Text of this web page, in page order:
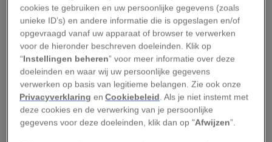
Volgens klassieke auteurs telde Egypte
duizenden dorpen en steden. De Griekse
geschiedschrijver Herodotus schreef in de vijfde
eeuw v.C. in zijn werkHistoriëndat Egypte meer
dan twintigduizend bewoonde nederzettingen
kende.
Vier eeuwen later noemde Diodorus Siculus in
cookies te gebruiken en uw persoonlijke gegevens (zoals
unieke ID’s) en andere informatie die is opgeslagen en/of
opgevraagd vanaf uw apparaat of browser te verwerken
voor de hieronder beschreven doeleinden. Klik op
“Instellingen beheren” voor meer informatie over deze
doeleinden en waar wij uw persoonlijke gegevens
verwerken op basis van legitieme belangen. Zie ook onze
Privacyverklaring enCookiebeleid . Als je niet instemt met
deze cookies en de verwerking van je persoonlijke
gegevens voor deze doeleinden, klik dan op "Afwijzen”.